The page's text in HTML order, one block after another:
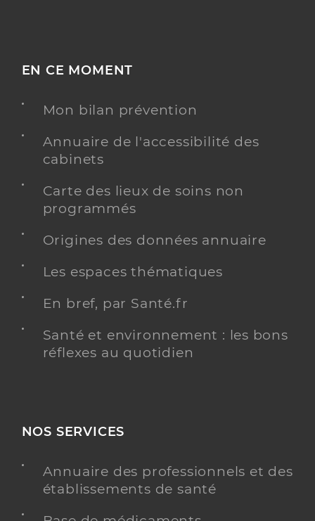
EN CE MOMENT
Mon bilan prévention
Annuaire de l'accessibilité des
cabinets
Carte des lieux de soins non
programmés
Origines des données annuaire
Les espaces thématiques
En bref, par Santé.fr
Santé et environnement : les bons
réflexes au quotidien
NOS SERVICES
Annuaire des professionnels et des
établissements de santé